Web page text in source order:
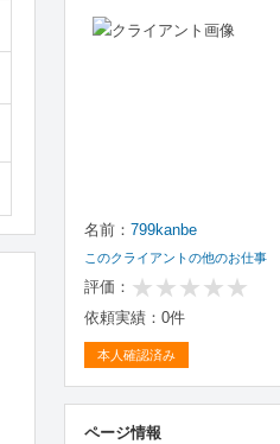
名前： 799kanbe
このクライアントの他のお仕事
評価：
依頼実績：0件
本人確認済み
ページ情報